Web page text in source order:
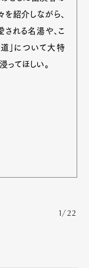
紹介しながら、
される名湯や、こ
」について大特
ってほしい。
1/22